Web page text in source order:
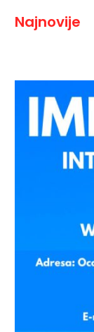
Najnovije